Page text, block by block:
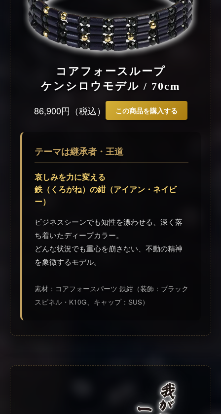
コアフォースループ
ケンシロウモデル / 70cm
86,900円（税込） この商品を購入する
テーマは継承者・王道
哀しみを力に変える
鉄（くろがね）の紺（アイアン・ネイビ
ー）
ビジネスシーンでも知性を漂わせる、深く落
ち着いたディープカラー。
どんな状況でも重心を崩さない、不動の精神
を象徴するモデル。
素材：コアフォースパーツ 鉄紺（装飾：ブラック
スピネル・K10G、キャップ：SUS）